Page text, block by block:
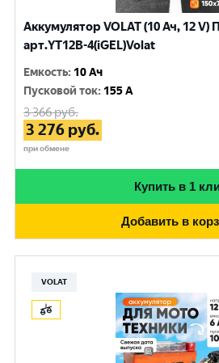
Аккумулятор VOLAT (10 Ач, 12 V)
арт.YT12B-4(iGEL)Volat
Емкость: 10 Ач
Пусковой ток: 155 A
3 366руб.
3 276 руб.
при обмене
Купить в 1
Добавить в
VOLAT